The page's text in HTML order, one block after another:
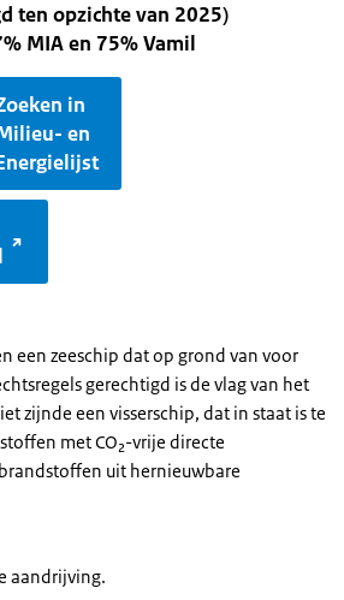
ten opzichte van 2025)
MIA en 75% Vamil
in
en
een zeeschip dat op grond van voor
gerechtigd is de vlag van het
zijnde een visserschip, dat in staat is te
met CO₂-vrije directe
uit hernieuwbare
aandrijving.